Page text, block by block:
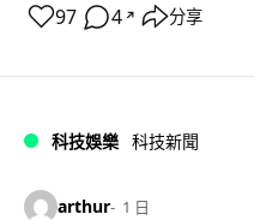
97 4 ↗ 分享
科技娛樂 科技新聞
arthur 1 日